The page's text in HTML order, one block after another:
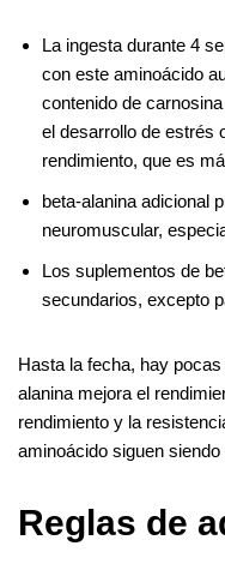
La ingesta durante 4
con este aminoácido
contenido de
el desarrollo de estrés
rendimiento, que es
beta-alanina adicional
neuromuscular,
Los suplementos de
secundarios, excepto
Hasta la fecha, hay
alanina mejora el
rendimiento y la
aminoácido siguen
Reglas de